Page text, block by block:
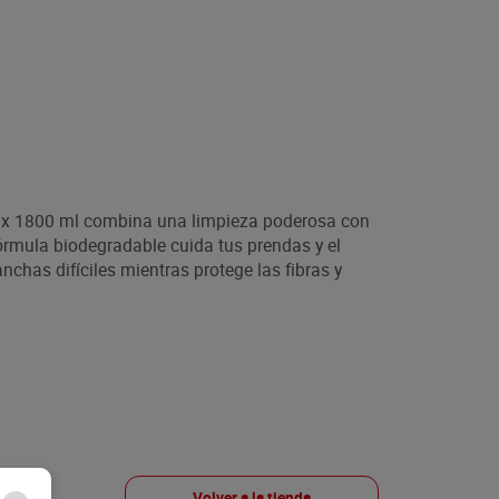
1800 ml combina una limpieza poderosa con
biodegradable cuida tus prendas y el
difíciles mientras protege las fibras y